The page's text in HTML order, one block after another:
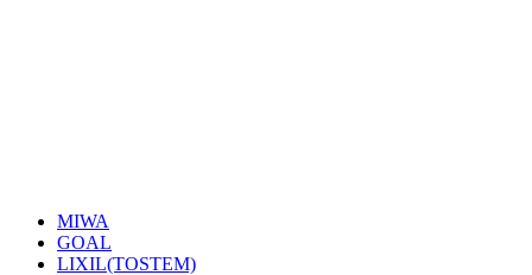
MIWA
GOAL
LIXIL(TOSTEM)